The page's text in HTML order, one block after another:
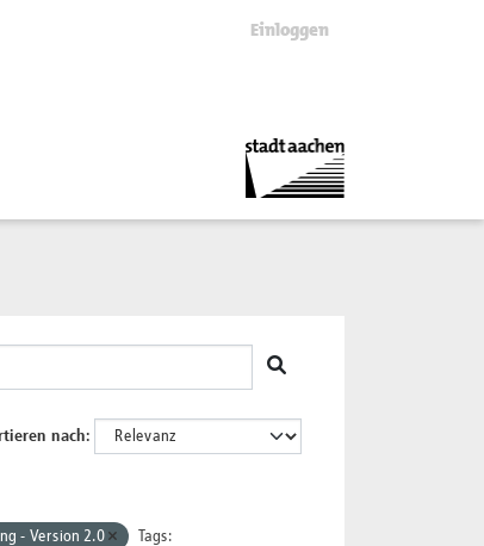
Einloggen
nach
- Version 2.0 Tags: